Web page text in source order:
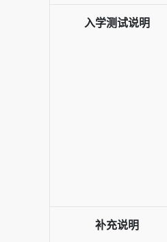
激发了学生的创新
为他们将来在科技
U9及精英
智大学、
等诸多
学、纽约
等
入学测试说明
补充说明